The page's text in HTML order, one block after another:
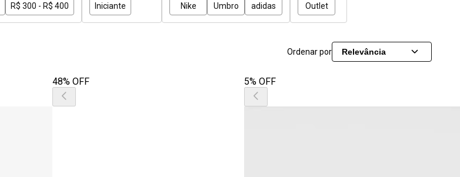
R$ 300 - R$ 400
Iniciante
Nike
Umbro adidas
Outlet
Ordenar por Relevância
48% OFF 5% OFF